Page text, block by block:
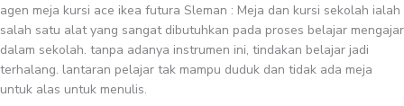
agen meja kursi ace ikea futura Sleman : Meja dan kursi sekolah ialah
salah satu alat yang sangat dibutuhkan pada proses belajar mengajar
dalam sekolah. tanpa adanya instrumen ini, tindakan belajar jadi
terhalang. lantaran pelajar tak mampu duduk dan tidak ada meja
untuk alas untuk menulis.